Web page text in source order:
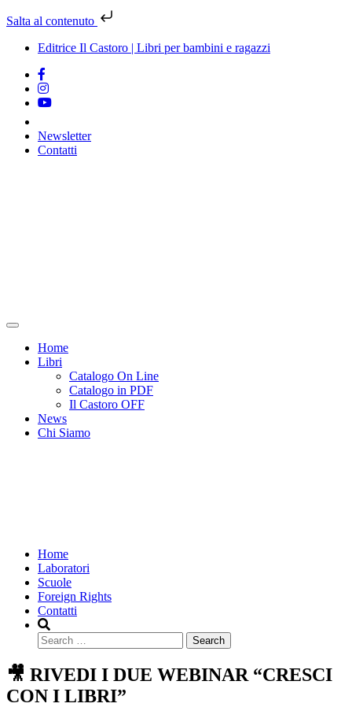
Salta al contenuto
Editrice Il Castoro | Libri per bambini e ragazzi
Newsletter
Contatti
Home
Libri
Catalogo On Line
Catalogo in PDF
Il Castoro OFF
News
Chi Siamo
Home
Laboratori
Scuole
Foreign Rights
Contatti
Search
🎥 RIVEDI I DUE WEBINAR “CRESCI
CON I LIBRI”